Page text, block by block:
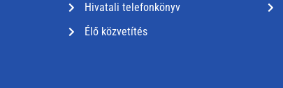
Hivatali telefonkönyv
Élő közvetítés